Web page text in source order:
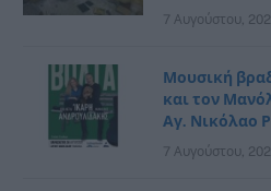
7 Αυγούστου,
Μουσική
και τον
Αγ. Νικόλαο
7 Αυγούστου,